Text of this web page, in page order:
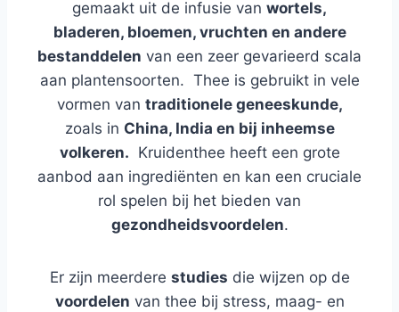
gemaakt uit de infusie van wortels,
bladeren, bloemen, vruchten en andere
bestanddelen van een zeer gevarieerd scala
aan plantensoorten. Thee is gebruikt in vele
vormen van traditionele geneeskunde,
zoals in China, India en bij inheemse
volkeren. Kruidenthee heeft een grote
aanbod aan ingrediënten en kan een cruciale
rol spelen bij het bieden van
gezondheidsvoordelen.
Er zijn meerdere studies die wijzen op de
voordelen van thee bij stress, maag- en